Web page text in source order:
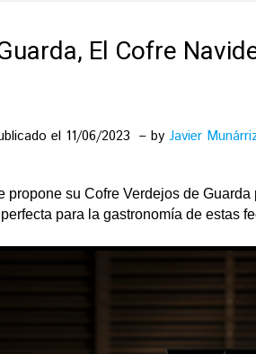
El Cofre
el 11/06/2023 by Javier
propone su Cofre Verdejos de
para la gastronomía de estas